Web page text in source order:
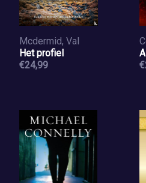
Mcdermid, Val
Het profiel
€24,99